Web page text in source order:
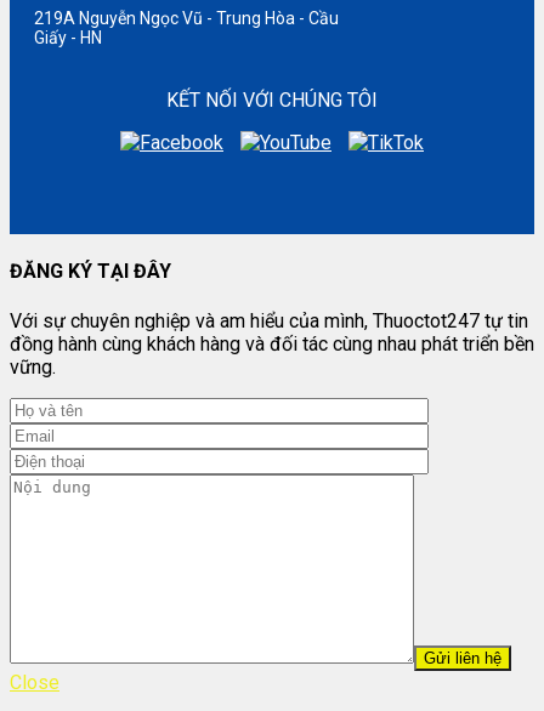
219A Nguyễn Ngọc Vũ - Trung Hòa - Cầu
Giấy - HN
KẾT NỐI VỚI CHÚNG TÔI
ĐĂNG KÝ TẠI ĐÂY
Với sự chuyên nghiệp và am hiểu của mình, Thuoctot247 tự tin
đồng hành cùng khách hàng và đối tác cùng nhau phát triển bền
vững.
Close